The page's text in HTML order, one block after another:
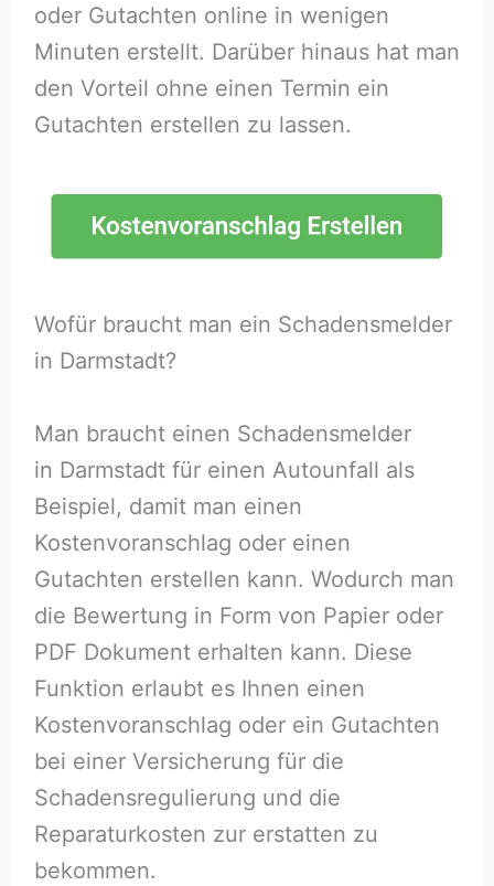
oder Gutachten online in wenigen
Minuten erstellt. Darüber hinaus hat man
den Vorteil ohne einen Termin ein
Gutachten erstellen zu lassen.
Wofür braucht man ein Schadensmelder
in Darmstadt?
Man braucht einen Schadensmelder
in Darmstadt für einen Autounfall als
Beispiel, damit man einen
Kostenvoranschlag oder einen
Gutachten erstellen kann. Wodurch man
die Bewertung in Form von Papier oder
PDF Dokument erhalten kann. Diese
Funktion erlaubt es Ihnen einen
Kostenvoranschlag oder ein Gutachten
bei einer Versicherung für die
Schadensregulierung und die
Reparaturkosten zur erstatten zu
bekommen.